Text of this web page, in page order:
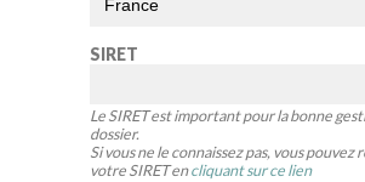
SIRET
Le SIRET est important pour la bonne
dossier.
Si vous ne le connaissez pas, vous
votre SIRET encliquant sur ce lien